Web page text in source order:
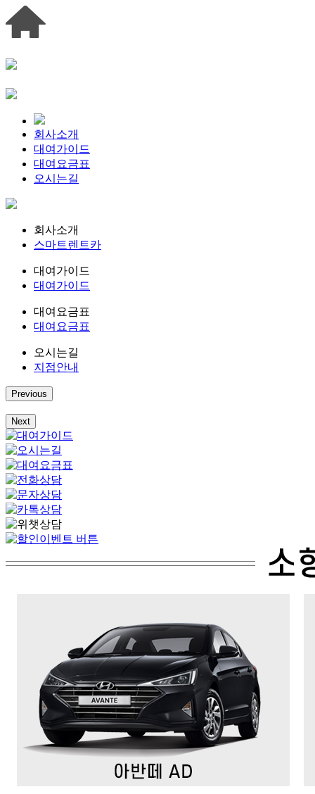
회사소개
대여가이드
대여요금표
오시는길
회사소개
스마트렌트카
대여가이드
대여가이드
대여요금표
대여요금표
오시는길
지점안내
Previous
Next